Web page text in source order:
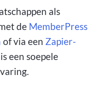
als
de MemberPress
of via een Zapier-
een soepele